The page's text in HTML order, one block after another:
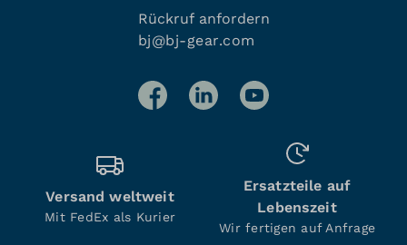
Rückruf anfordern
bj@bj-gear.com
Versand weltweit
Mit FedEx als Kurier
Ersatzteile auf
Lebenszeit
Wir fertigen auf Anfrage